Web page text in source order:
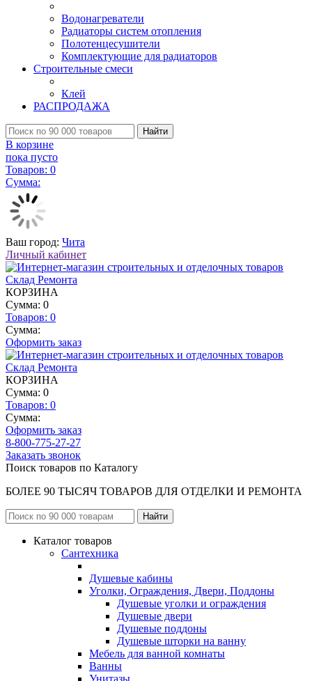
Водонагреватели
Радиаторы систем отопления
Полотенцесушители
Комплектующие для радиаторов
Строительные смеси
Клей
РАСПРОДАЖА
Найти
В корзине
пока пусто
Товаров: 0
Сумма:
Ваш город: Чита
Личный кабинет
КОРЗИНА
Сумма: 0
Товаров: 0
Сумма:
Оформить заказ
КОРЗИНА
Сумма: 0
Товаров: 0
Сумма:
Оформить заказ
8-800-775-27-27
Заказать звонок
Поиск товаров по Каталогу
БОЛЕЕ 90 ТЫСЯЧ ТОВАРОВ ДЛЯ ОТДЕЛКИ И РЕМОНТА
Каталог товаров
Сантехника
Душевые кабины
Уголки, Ограждения, Двери, Поддоны
Душевые уголки и ограждения
Душевые двери
Душевые поддоны
Душевые шторки на ванну
Мебель для ванной комнаты
Ванны
Унитазы